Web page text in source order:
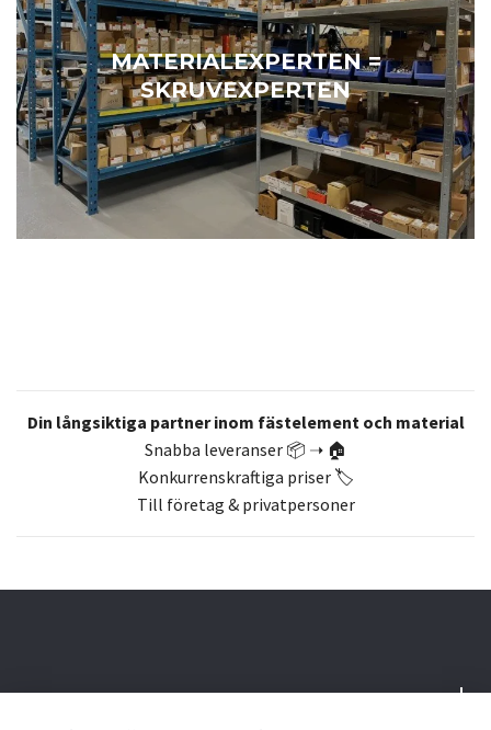
MATERIALEXPERTEN =
SKRUVEXPERTEN
Din långsiktiga partner inom fästelement och material
Snabba leveranser 📦 ➝ 🏠
Konkurrenskraftiga priser 🏷️
Till företag & privatpersoner
Om oss